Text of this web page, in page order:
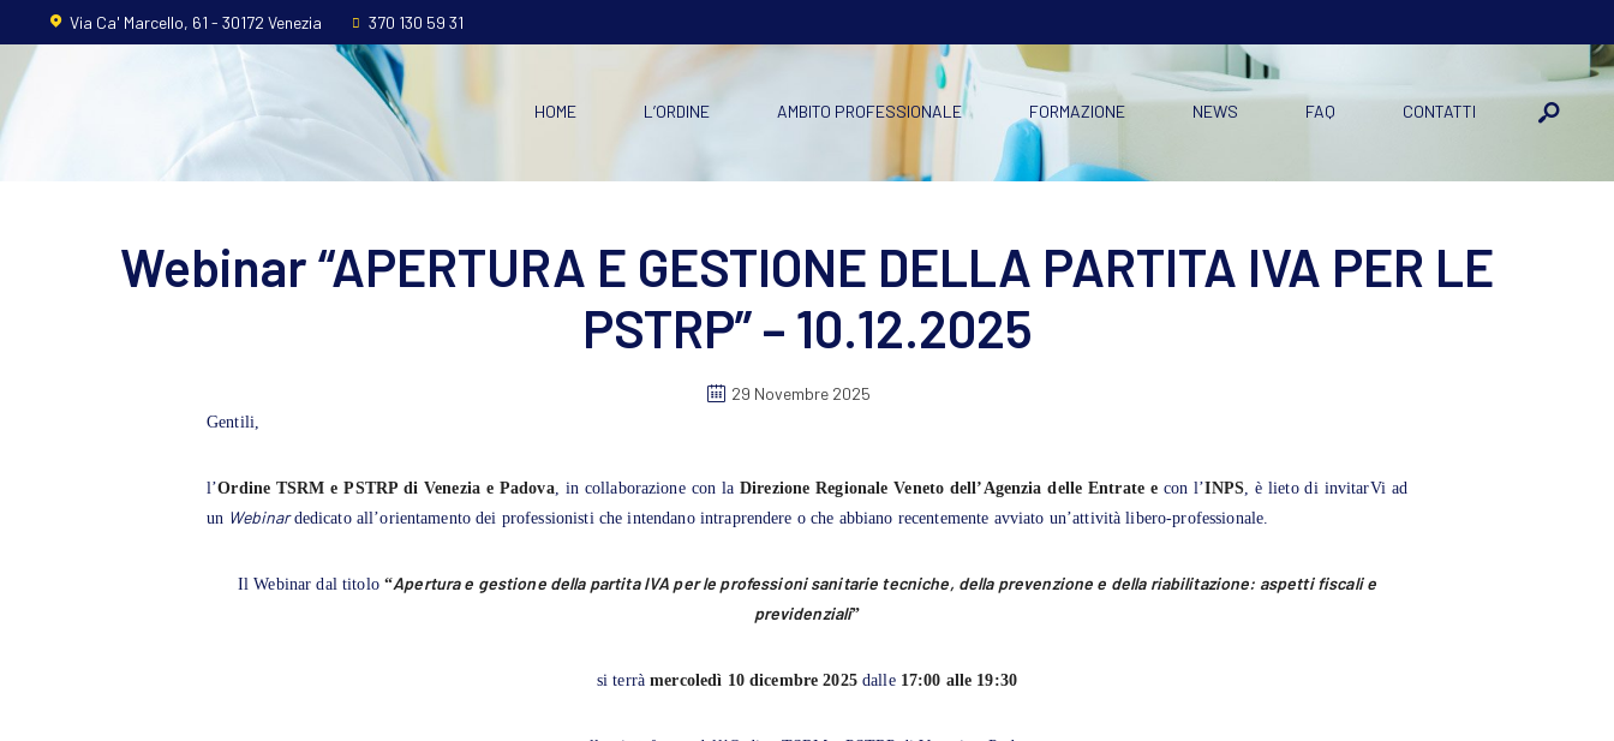
Via Ca' Marcello, 61 - 30172 Venezia 370 130 59 31
HOME L’ORDINE AMBITO PROFESSIONALE FORMAZIONE NEWS FAQ CONTATTI
Home
Formazione
Webinar “APERTURA E GESTIONE DELLA PARTITA IVA PER LE
PSTRP” – 10.12.2025
29 Novembre 2025
Gentili,
l’Ordine TSRM e PSTRP di Venezia e Padova, in collaborazione con laDirezione Regionale Veneto dell’ Agenzia delle Entrate e con l’INPS, è lieto di invitarVi ad
un Webinardedicato all’orientamento dei professionisti che intendano intraprendere o che abbiano recentemente avviato un’attività libero-professionale.
Il Webinar dal titolo“Apertura e gestione della partita IVA per le professioni sanitarie tecniche, della prevenzione e della riabilitazione: aspetti fiscali e
previdenziali”
si terrà mercoledì 10 dicembre 2025dalle 17:00 alle 19:30